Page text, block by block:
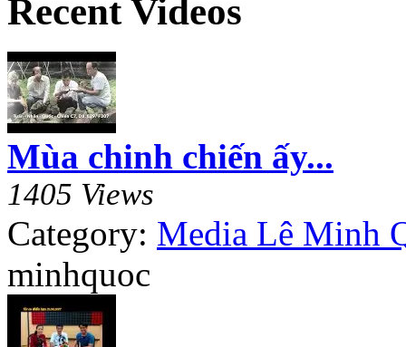
Recent Videos
Mùa chinh chiến ấy...
1405 Views
Category: Media Lê Minh
minhquoc